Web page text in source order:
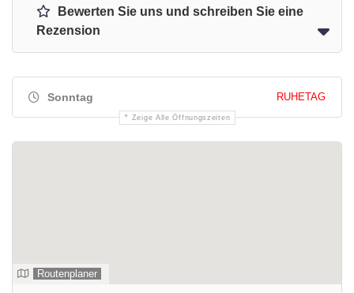
Bewerten Sie uns und schreiben Sie eine
Rezension
Sonntag RUHETAG
Zeige Alle Öffnungszeiten
Routenplaner